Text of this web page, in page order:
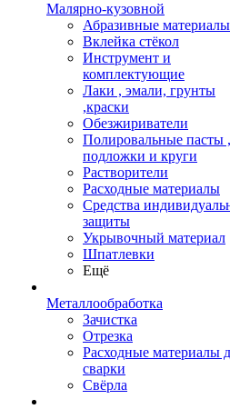
Малярно-кузовной
Абразивные материалы
Вклейка стёкол
Инструмент и
комплектующие
Лаки , эмали, грунты
,краски
Обезжириватели
Полировальные пасты ,
подложки и круги
Растворители
Расходные материалы
Средства
защиты
Укрывочный материал
Шпатлевки
Ещё
Металлообработка
Зачистка
Отрезка
Расходные материалы
сварки
Свёрла